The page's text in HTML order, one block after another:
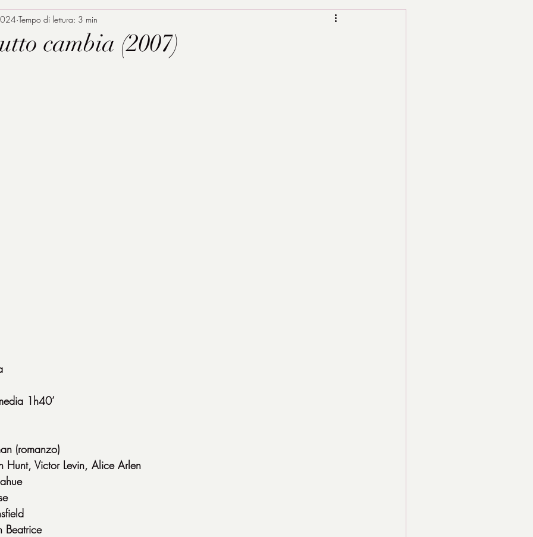
cambia (2007)
Tempo di lettura: 3 min
1h40’
(romanzo)
Hunt, Victor Levin, Alice Arlen
Beatrice